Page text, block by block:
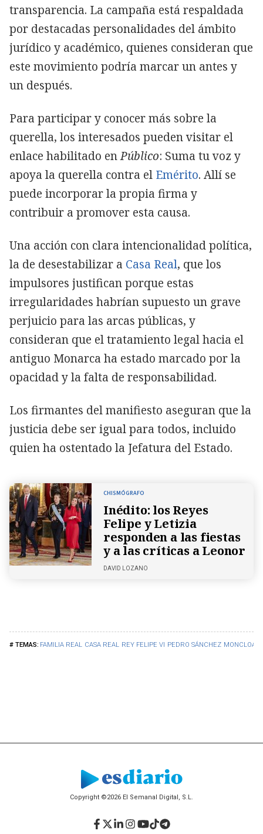
FAMILIA REAL CASA REAL REY FELIPE VI PEDRO SÁNCHEZ MONCLOA
transparencia. La campaña está respaldada
por destacadas personalidades del ámbito
jurídico y académico, quienes consideran que
este movimiento podría marcar un antes y
un después.
Para participar y conocer más sobre la
querella, los interesados pueden visitar el
enlace habilitado enPúblico: Suma tu voz y
apoya la querella contra el Emérito. Allí se
puede incorporar la propia firma y
contribuir a promover esta causa.
Una acción con clara intencionalidad política,
la de desestabilizar a Casa Real, que los
impulsores justifican porque estas
irregularidades habrían supuesto un grave
perjuicio para las arcas públicas, y
consideran que el tratamiento legal hacia el
antiguo Monarca ha estado marcado por la
opacidad y la falta de responsabilidad.
Los firmantes del manifiesto aseguran que la
justicia debe ser igual para todos, incluido
quien ha ostentado la Jefatura del Estado.
CHISMÓGRAFO
Inédito: los Reyes
Felipe y Letizia
responden a las fiestas
y a las críticas a Leonor
DAVID LOZANO
Copyright ©2026 El Semanal Digital, S.L.
Facebook
Twitter
LinkedIn
Instagram
YouTube
TikTok
Telegram